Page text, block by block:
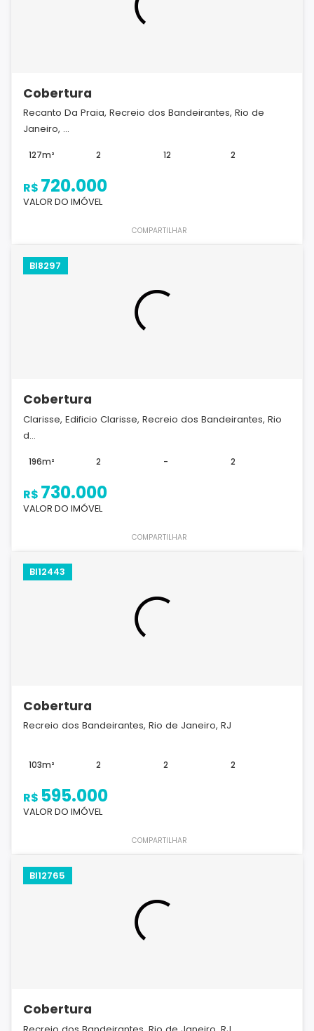
Cobertura
Recanto Da Praia, Recreio dos Bandeirantes, Rio de
Janeiro, ...
127m² 2 12 2
R$ 720.000
VALOR DO IMÓVEL
COMPARTILHAR
BI8297
Cobertura
Clarisse, Edificio Clarisse, Recreio dos Bandeirantes, Rio
d...
196m² 2 - 2
R$ 730.000
VALOR DO IMÓVEL
COMPARTILHAR
BI12443
Cobertura
Recreio dos Bandeirantes, Rio de Janeiro, RJ
103m² 2 2 2
R$ 595.000
VALOR DO IMÓVEL
COMPARTILHAR
BI12765
Cobertura